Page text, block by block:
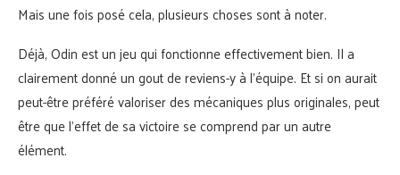
Mais une fois posé cela, plusieurs choses sont à noter.
Déjà, Odin est un jeu qui fonctionne effectivement bien. Il a
clairement donné un gout de reviens-y à l’équipe. Et si on aurait
peut-être préféré valoriser des mécaniques plus originales, peut
être que l’effet de sa victoire se comprend par un autre
élément.